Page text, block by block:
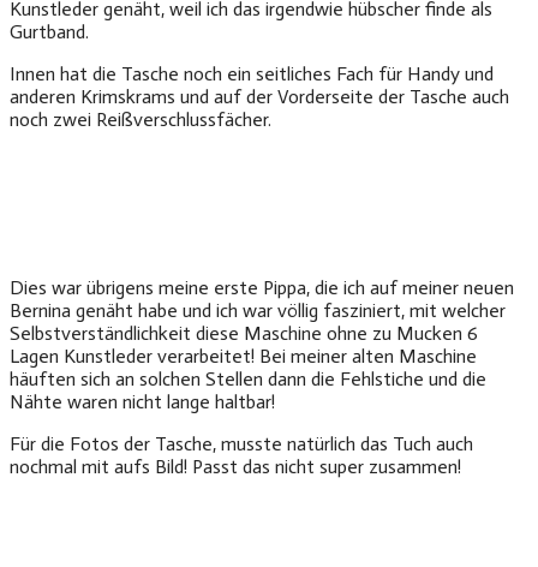
Kunstleder genäht, weil ich das irgendwie hübscher finde als
Gurtband.
Innen hat die Tasche noch ein seitliches Fach für Handy und
anderen Krimskrams und auf der Vorderseite der Tasche auch
noch zwei Reißverschlussfächer.
Dies war übrigens meine erste Pippa, die ich auf meiner neuen
Bernina genäht habe und ich war völlig fasziniert, mit welcher
Selbstverständlichkeit diese Maschine ohne zu Mucken 6
Lagen Kunstleder verarbeitet! Bei meiner alten Maschine
häuften sich an solchen Stellen dann die Fehlstiche und die
Nähte waren nicht lange haltbar!
Für die Fotos der Tasche, musste natürlich das Tuch auch
nochmal mit aufs Bild! Passt das nicht super zusammen!